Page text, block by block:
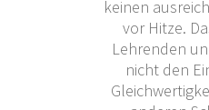
keinen
vor Hitze.
Lehrenden
nicht den